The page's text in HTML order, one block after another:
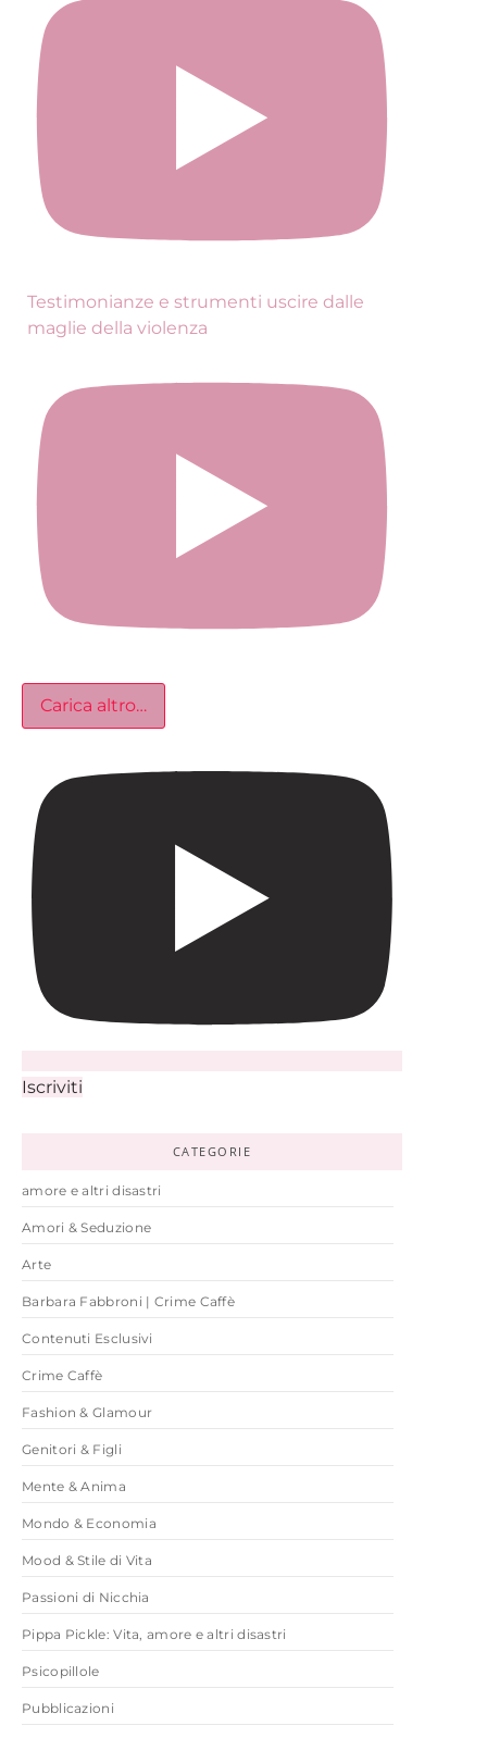
Testimonianze e strumenti uscire dalle
maglie della violenza
Carica altro…
Iscriviti
CATEGORIE
amore e altri disastri
Amori & Seduzione
Arte
Barbara Fabbroni | Crime Caffè
Contenuti Esclusivi
Crime Caffè
Fashion & Glamour
Genitori & Figli
Mente & Anima
Mondo & Economia
Mood & Stile di Vita
Passioni di Nicchia
Pippa Pickle: Vita, amore e altri disastri
Psicopillole
Pubblicazioni